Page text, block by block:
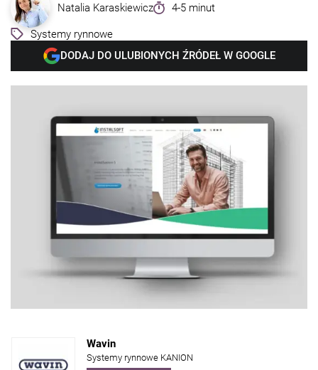
Natalia Karaskiewicz 4-5 minut
Systemy rynnowe
DODAJ DO ULUBIONYCH ŹRÓDEŁ W GOOGLE
Wavin
Systemy rynnowe KANION